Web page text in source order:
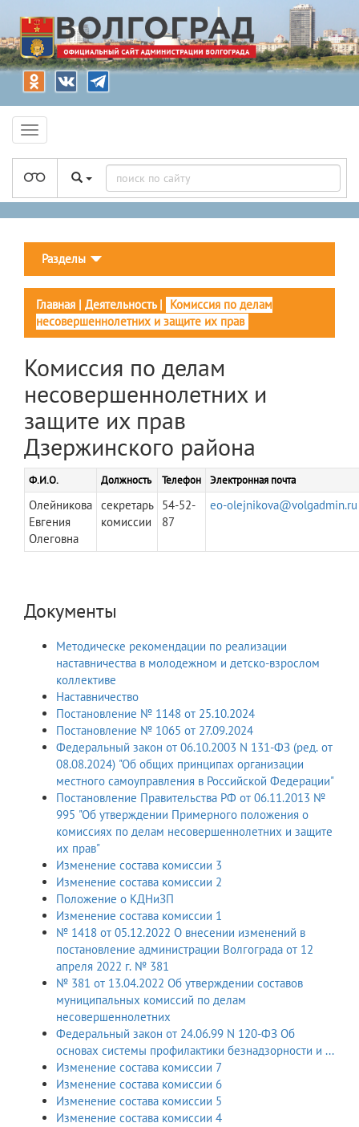
Разделы
Главная | Деятельность| Комиссия по делам
несовершеннолетних и защите их прав
Комиссия по делам
несовершеннолетних и
защите их прав
Дзержинского района
Ф.И.О. Должность Телефон Электронная почта
Олейникова
Евгения
Олеговна
секретарь
комиссии
54-52-
87
eo-olejnikova@volgadmin.ru
Документы
Методическе рекомендации по реализации
наставничества в молодежном и детско-взрослом
коллективе
Наставничество
Постановление № 1148 от 25.10.2024
Постановление № 1065 от 27.09.2024
Федеральный закон от 06.10.2003 N 131-ФЗ (ред. от
08.08.2024) "Об общих принципах организации
местного самоуправления в Российской Федерации"
Постановление Правительства РФ от 06.11.2013 №
995 "Об утверждении Примерного положения о
комиссиях по делам несовершеннолетних и защите
их прав"
Изменение состава комиссии 3
Изменение состава комиссии 2
Положение о КДНиЗП
Изменение состава комиссии 1
№ 1418 от 05.12.2022 О внесении изменений в
постановление администрации Волгограда от 12
апреля 2022 г. № 381
№ 381 от 13.04.2022 Об утверждении составов
муниципальных комиссий по делам
несовершеннолетних
Федеральный закон от 24.06.99 N 120-ФЗ Об
основах системы профилактики безнадзорности и ...
Изменение состава комиссии 7
Изменение состава комиссии 6
Изменение состава комиссии 5
Изменение состава комиссии 4